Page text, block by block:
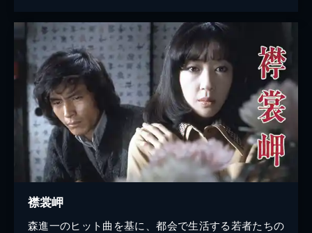
襟裳岬
森進一のヒット曲を基に、都会で生活する若者たちの